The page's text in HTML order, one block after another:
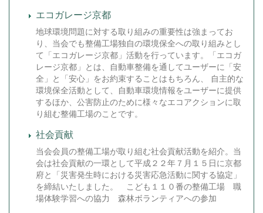
エコガレージ京都
地球環境問題に対する取り組みの重要性は強まってお
り、当会でも整備工場独自の環境保全への取り組みとし
て「エコガレージ京都」活動を行っています。「エコガ
レージ京都」とは、自動車整備を通してユーザーに「安
全」と「安心」をお約束することはもちろん、 自主的な
環境保全活動として、自動車環境情報をユーザーに提供
するほか、公害防止のために様々なエコアクションに取
り組む整備工場のことです。
社会貢献
当会会員の整備工場が取り組む社会貢献活動を紹介。当
会は社会貢献の一環として平成２２年７月１５日に京都
府と「災害発生時における災害応急活動に関する協定」
を締結いたしました。 こども１１０番の整備工場 職
場体験学習への協力 森林ボランティアへの参加